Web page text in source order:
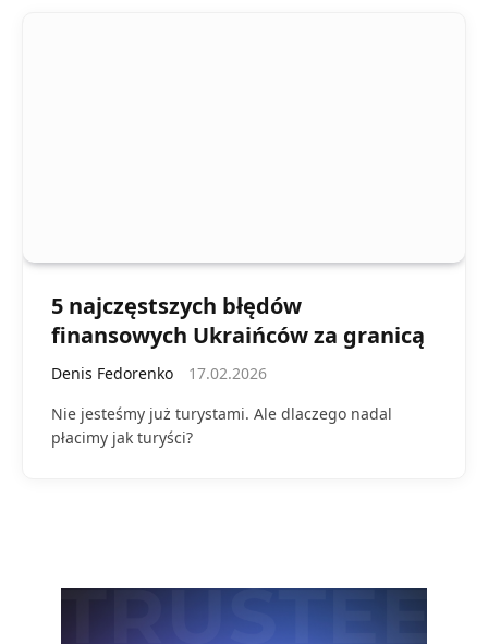
5 najczęstszych błędów
finansowych Ukraińców za granicą
Denis Fedorenko
17.02.2026
Nie jesteśmy już turystami. Ale dlaczego nadal
płacimy jak turyści?